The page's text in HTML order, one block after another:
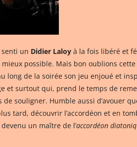
senti un Didier Laloy à la fois libéré et
possible. Mais bon oublions
long de la soirée son jeu enjoué et
et surtout qui, prend le temps de
de souligner. Humble aussi d’avouer
tard, découvrir l’accordéon et en
un maître de l’accordéon